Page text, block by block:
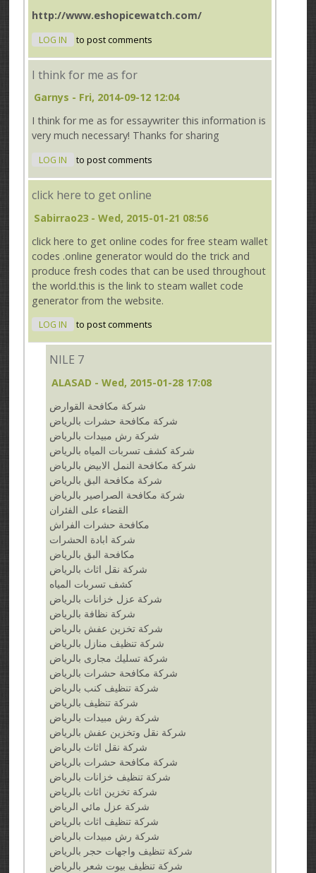
http://www.eshopicewatch.com/
LOG IN to post comments
I think for me as for
Garnys - Fri, 2014-09-12 12:04
I think for me as for essaywriter this information is
very much necessary! Thanks for sharing
LOG IN to post comments
click here to get online
Sabirrao23 - Wed, 2015-01-21 08:56
click here to get online codes for free steam wallet
codes .online generator would do the trick and
produce fresh codes that can be used throughout
the world.this is the link to steam wallet code
generator from the website.
LOG IN to post comments
NILE 7
ALASAD - Wed, 2015-01-28 17:08
شركة مكافحة القوارض
شركة مكافحة حشرات بالرياض
شركة رش مبيدات بالرياض
شركة كشف تسربات المياه بالرياض
شركة مكافحة النمل الابيض بالرياض
شركة مكافحة البق بالرياض
شركة مكافحة الصراصير بالرياض
القضاء على الفئران
مكافحة حشرات الفراش
شركة ابادة الحشرات
مكافحة البق بالرياض
شركة نقل اثاث بالرياض
كشف تسربات المياه
شركة عزل خزانات بالرياض
شركة نظافة بالرياض
شركة تخزين عفش بالرياض
شركة تنظيف منازل بالرياض
شركة تسليك مجارى بالرياض
شركة مكافحة حشرات بالرياض
شركة تنظيف كنب بالرياض
شركة تنظيف بالرياض
شركة رش مبيدات بالرياض
شركة نقل وتخزين عفش بالرياض
شركة نقل اثاث بالرياض
شركة مكافحة حشرات بالرياض
شركة تنظيف خزانات بالرياض
شركة تخزين اثاث بالرياض
شركة عزل مائي الرياض
شركة تنظيف اثاث بالرياض
شركة رش مبيدات بالرياض
شركة تنظيف واجهات حجر بالرياض
شركة تنظيف بيوت شعر بالرياض